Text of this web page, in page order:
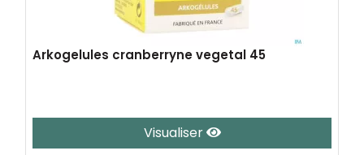
Arkogelules cranberryne vegetal 45
Visualiser